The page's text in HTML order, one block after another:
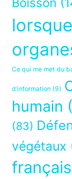
Ce qui me met du
d’information (9)
humain
(83)
végétaux
français